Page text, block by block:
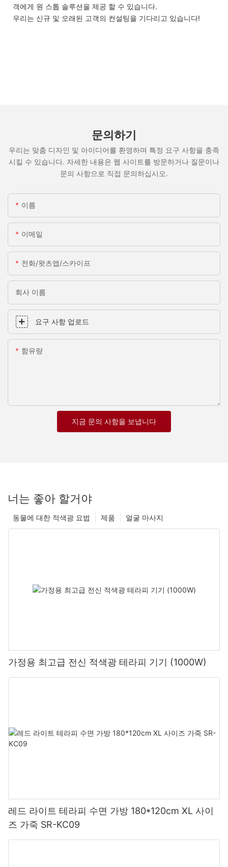
객에게 원 스톱 솔루션을 제공 할 수 있습니다.
우리는 신규 및 오래된 고객의 컨설팅을 기다리고 있습니다!
문의하기
우리는 맞춤 디자인 및 아이디어를 환영하며 특정 요구 사항을 충족
시킬 수 있습니다. 자세한 내용은 웹 사이트를 방문하거나 질문이나
문의 사항으로 직접 문의하십시오.
이름
이메일
전화/왓츠앱/스카이프
회사 이름
요구 사항 업로드
함유량
지금 문의 사항을 보냅니다
너는 좋아 할거야
얼굴 마사지
제품
동물에 대한 적색광 요법
가정용 최고급 전신 적색광 테라피 기기 (1000W)
레드 라이트 테라피 수면 가방 180*120cm XL 사이
즈 가죽 SR-KC09